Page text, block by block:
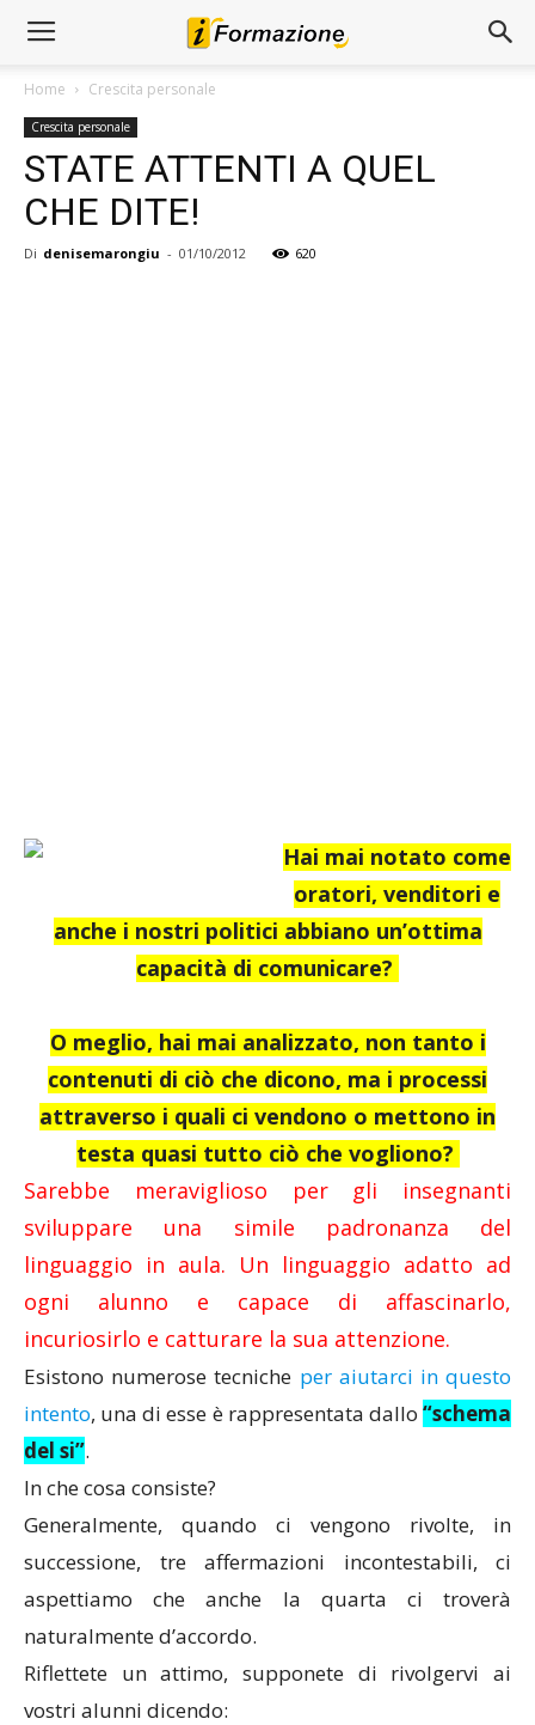
Home Crescita personale
Crescita personale
STATE ATTENTI A QUEL
CHE DITE!
Di denisemarongiu - 01/10/2012 620
Hai mai notato come
oratori, venditori e
anche i nostri politici abbiano un’ottima
capacità di comunicare?
O meglio, hai mai analizzato, non tanto i
contenuti di ciò che dicono, ma i processi
attraverso i quali ci vendono o mettono in
testa quasi tutto ciò che vogliono?
Sarebbe meraviglioso per gli insegnanti
sviluppare una simile padronanza del
linguaggio in aula. Un linguaggio adatto ad
ogni alunno e capace di affascinarlo,
incuriosirlo e catturare la sua attenzione.
Esistono numerose tecniche per aiutarci in questo
intento, una di esse è rappresentata dallo “schema
del si”.
In che cosa consiste?
Generalmente, quando ci vengono rivolte, in
successione, tre affermazioni incontestabili, ci
aspettiamo che anche la quarta ci troverà
naturalmente d’accordo.
Riflettete un attimo, supponete di rivolgervi ai
vostri alunni dicendo: